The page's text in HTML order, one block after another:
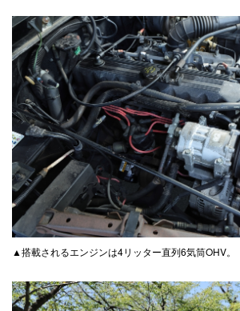
▲搭載されるエンジンは4リッター直列6気筒OHV。